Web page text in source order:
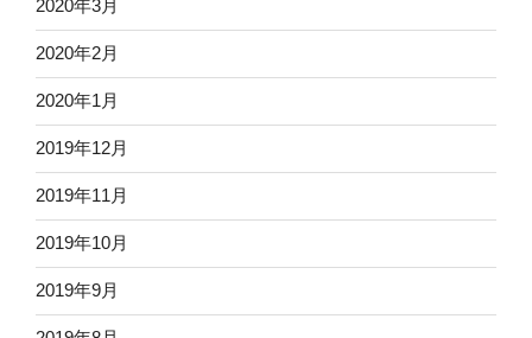
2020年3月
2020年2月
2020年1月
2019年12月
2019年11月
2019年10月
2019年9月